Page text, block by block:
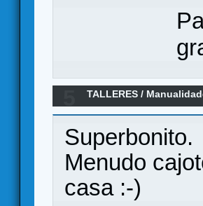
TALLERES /
Superbonito.
Menudo
casa :-)